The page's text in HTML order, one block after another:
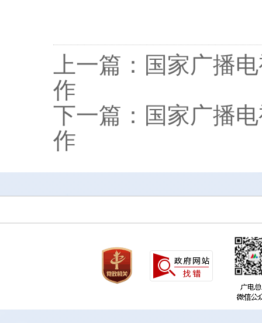
上一篇：国家广播
作
下一篇：国家广播
作